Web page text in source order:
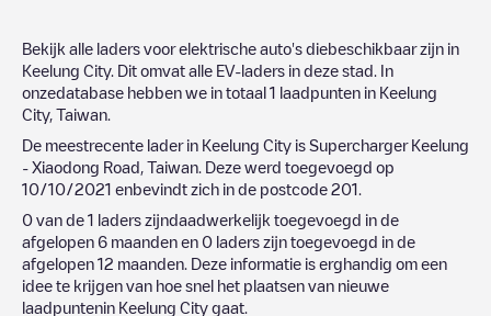
Bekijk alle laders voor elektrische auto's diebeschikbaar zijn in
Keelung City. Dit omvat alle EV-laders in deze stad. In
onzedatabase hebben we in totaal 1 laadpunten in Keelung
City, Taiwan
De meestrecente lader in Keelung City is Supercharger Keelung
- Xiaodong Road, Taiwan . Deze werd toegevoegd op
10/10/2021 enbevindt zich in de postcode 201
0 van de 1 laders zijndaadwerkelijk toegevoegd in de
afgelopen 6 maanden en 0 laders zijn toegevoegd in de
afgelopen 12 maanden. Deze informatie is erghandig om een
idee te krijgen van hoe snel het plaatsen van nieuwe
laadpuntenin Keelung City gaat.